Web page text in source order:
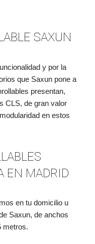
SAXUN
y por la
que Saxun pone a
presentan,
CLS, de gran valor
en estos
EN MADRID
en tu domicilio u
Saxun, de anchos
metros.